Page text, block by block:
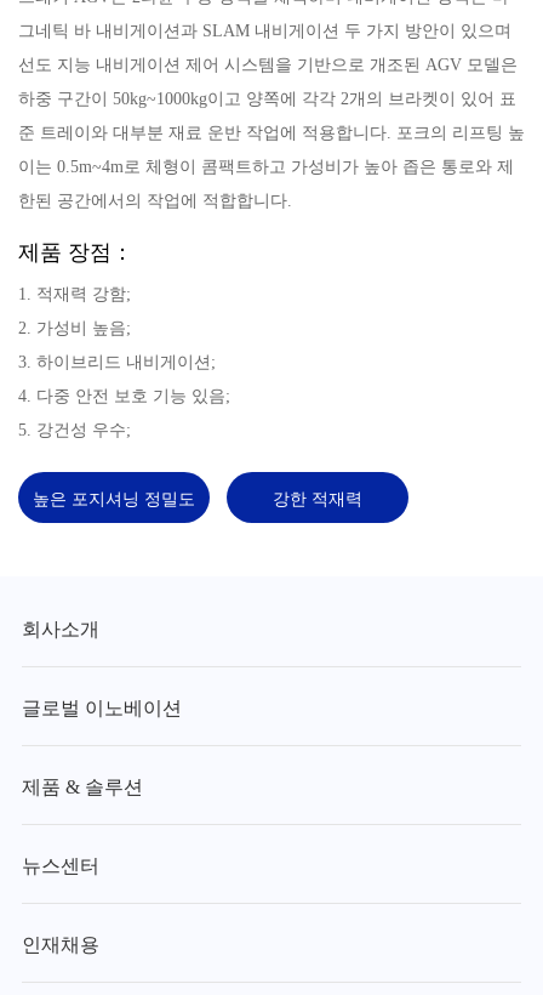
그네틱 바 내비게이션과 SLAM 내비게이션 두 가지 방안이 있으며
선도 지능 내비게이션 제어 시스템을 기반으로 개조된 AGV 모델은
하중 구간이 50kg~1000kg이고 양쪽에 각각 2개의 브라켓이 있어 표
준 트레이와 대부분 재료 운반 작업에 적용합니다. 포크의 리프팅 높
이는 0.5m~4m로 체형이 콤팩트하고 가성비가 높아 좁은 통로와 제
한된 공간에서의 작업에 적합합니다.
제품 장점：
1. 적재력 강함;
2. 가성비 높음;
3. 하이브리드 내비게이션;
4. 다중 안전 보호 기능 있음;
5. 강건성 우수;
높은 포지셔닝 정밀도 강한 적재력
회사소개
글로벌 이노베이션
제품 & 솔루션
뉴스센터
인재채용